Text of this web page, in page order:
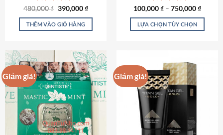
phẩm
phẩm
Được xếp
hạng5.00
5 sao
480,000₫ Giá
là:
480,000 ₫.
390,000₫Giá
tại
THÊM VÀO GIỎ HÀNG
Được xếp
hạng5.00
5 sao
100,000₫ – 750,000₫
LỰA CHỌN TÙY CHỌN
có
nhiều
biến
tùy
chọn
Giảm giá! Giảm giá!